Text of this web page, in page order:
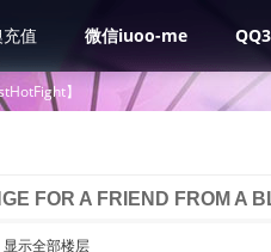
值 微信iuoo-me
】
FOR A FRIEND FROM A
显示全部楼层